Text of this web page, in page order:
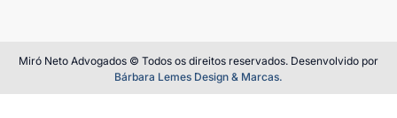
Miró Neto Advogados © Todos os direitos reservados. Desenvolvido por
Bárbara Lemes Design & Marcas.